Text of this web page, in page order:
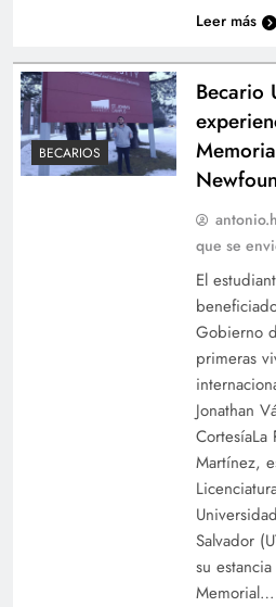
Leer más
BECARIOS
Becario
que se
El
Gobierno
primeras
Jonathan
CortesíaLa
Martínez,
Salvador
su
Memorial…